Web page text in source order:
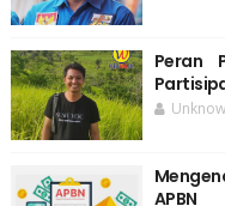
Peran
APBN